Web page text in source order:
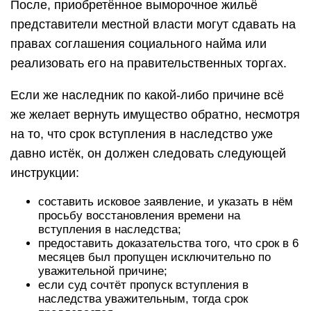
В конечном счёте, выморочное жильё признаётся
собственностью обратившегося получателя
наследства, а само свидетельство,
становится неработающим. Если по какой-либо
причине, правительство не располагает
возможностью возврата имущества, тогда оно в
обязательном порядке выплачивает наследнику
его стоимость.